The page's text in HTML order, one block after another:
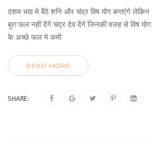
दशम भाव मे बैठे शनि और चंद्र विष योग बनाएंगे लेकिन
बुरा फल नहीं देंगे चंद्र देव देंगे जिनकी वजह से विष
के अच्छे फल मे कमी
READ MORE
SHARE: